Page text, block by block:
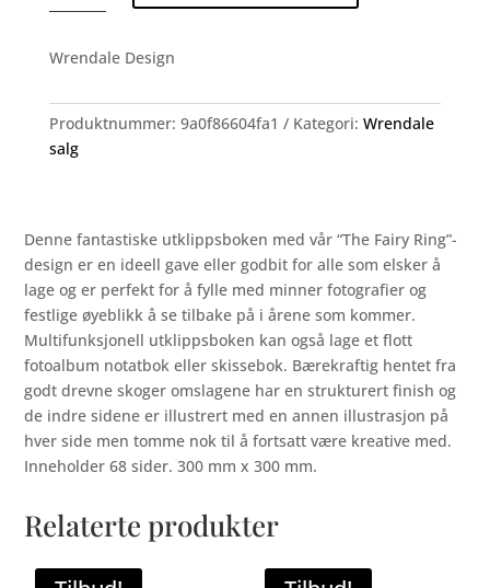
RING
SCRAPBOOK
antall
Wrendale Design
Produktnummer: 9a0f86604fa1 Kategori: Wrendale
salg
Denne fantastiske utklippsboken med vår “The Fairy Ring”-
design er en ideell gave eller godbit for alle som elsker å
lage og er perfekt for å fylle med minner fotografier og
festlige øyeblikk å se tilbake på i årene som kommer.
Multifunksjonell utklippsboken kan også lage et flott
fotoalbum notatbok eller skissebok. Bærekraftig hentet fra
godt drevne skoger omslagene har en strukturert finish og
de indre sidene er illustrert med en annen illustrasjon på
hver side men tomme nok til å fortsatt være kreative med.
Inneholder 68 sider. 300 mm x 300 mm.
Relaterte produkter